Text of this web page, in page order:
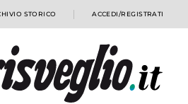
STORICO ACCEDI/REGISTRATI